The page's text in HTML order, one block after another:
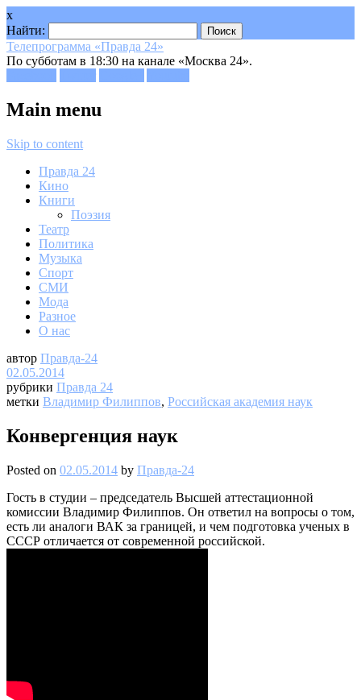
x
Найти:
Телепрограмма «Правда 24»
По субботам в 18:30 на канале «Москва 24».
Main menu
Skip to content
Правда 24
Кино
Книги
Поэзия
Театр
Политика
Музыка
Спорт
СМИ
Мода
Разное
О нас
автор Правда-24
02.05.2014
рубрики Правда 24
метки Владимир Филиппов, Российская академия наук
Конвергенция наук
Posted on 02.05.2014 by Правда-24
Гость в студии – председатель Высшей аттестационной
комиссии Владимир Филиппов. Он ответил на вопросы о том,
есть ли аналоги ВАК за границей, и чем подготовка ученых в
СССР отличается от современной российской.